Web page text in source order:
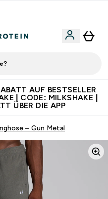
AUF BESTSELLER
| CODE: MILKSHAKE |
ÜBER DIE APP
– Gun Metal